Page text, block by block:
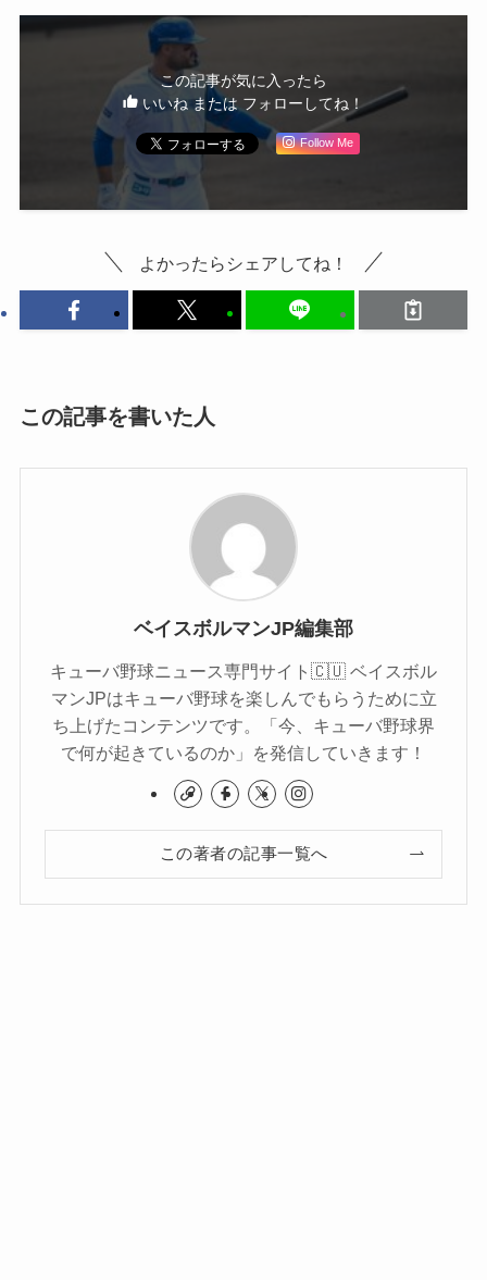
この記事が気に入ったら
いいね または フォローしてね！
Follow Me
よかったらシェアしてね！
この記事を書いた人
ベイスボルマンJP編集部
キューバ野球ニュース専門サイト🇨🇺 ベイスボル
マンJPはキューバ野球を楽しんでもらうために立
ち上げたコンテンツです。「今、キューバ野球界
で何が起きているのか」を発信していきます！
この著者の記事一覧へ